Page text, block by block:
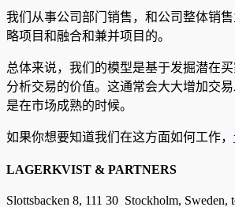
我们从事公司部门销售，和公司整体销
略项目和融合和兼并项目的。
总体来说，我们的模型是基于发掘潜在
分析交易的价值。这通常会大大增加交
是在市场成熟的时候。
如果你想要知道我们在这方面如何工作，
LAGERKVIST & PARTNERS
Slottsbacken 8, 111 30 Stockholm, Sweden,